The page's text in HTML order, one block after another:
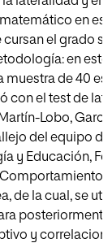
en
cursan el grado
en este
muestra de 40
con el test de
Lobo,
del equipo
y Educación,
Comportamiento
de la cual, se
posteriormente
y